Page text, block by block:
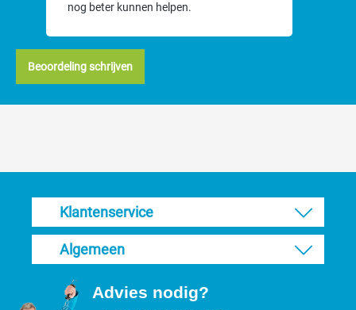
nog beter kunnen helpen.
Beoordeling schrijven
Klantenservice
Algemeen
Advies nodig?